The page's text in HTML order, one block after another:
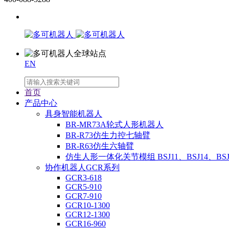
EN
首页
产品中心
具身智能机器人
BR-MR73A轮式人形机器人
BR-R73仿生力控七轴臂
BR-R63仿生六轴臂
仿生人形一体化关节模组 BSJ11、BSJ14、
协作机器人GCR系列
GCR3-618
GCR5-910
GCR7-910
GCR10-1300
GCR12-1300
GCR16-960